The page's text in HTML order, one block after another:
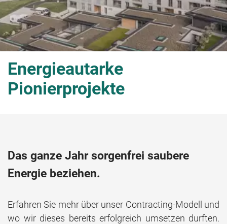
Energieautarke
Pionierprojekte
Das ganze Jahr sorgenfrei saubere
Energie beziehen.
Erfahren Sie mehr über unser Contracting-Modell und
wo wir dieses bereits erfolgreich umsetzen durften.